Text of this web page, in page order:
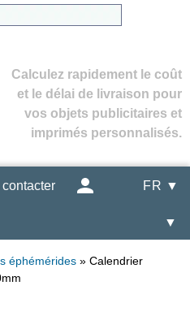
Calculez rapidement le coût
et le délai de livraison pour
vos objets publicitaires et
imprimés personnalisés.
contacter FR ▼
▼
éphémérides » Calendrier